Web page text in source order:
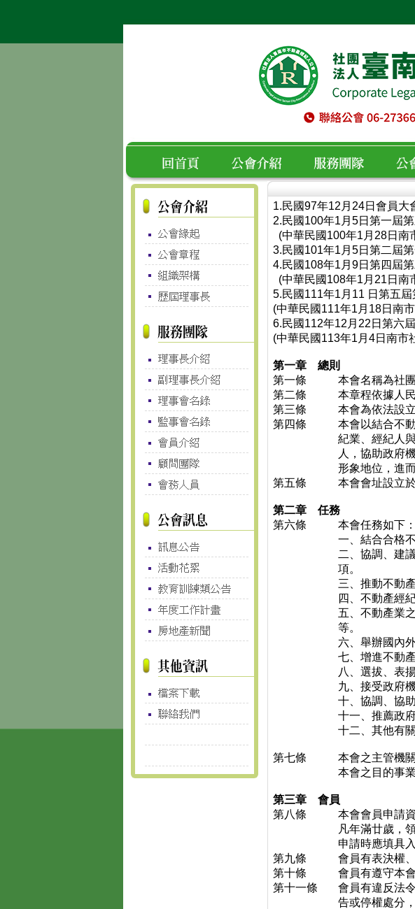
空白回首頁 公會介紹 服務團隊 公會
1.民國97年12月24日會員大
2.民國100年1月5日第一屆
(中華民國100年1月28日南
3.民國101年1月5日第二屆
4.民國108年1月9日第四屆
(中華民國108年1月21日南
5.民國111年1月11 日第五
(中華民國111年1月18日南
6.民國112年12月22日第六
(中華民國113年1月4日南市
第一章 總則
第一條
本會名稱為社
第二條
本章程依據人
第三條
本會為依法設
第四條
本會以結合不
紀業、經紀人
人，協助政府
形象地位，進
第五條
本會會址設立
第二章 任務
第六條
本會任務如下：
一、結合合格
二、協調、建
項。
三、推動不動
四、不動產經
五、不動產業
等。
六、舉辦國內
七、增進不動
八、選拔、表
九、接受政府
十、協調、協
十一、推薦政
十二、其他有
第七條
本會之主管機
本會之目的事
第三章 會員
第八條
本會會員申請
凡年滿廿歲，
申請時應填具
第九條
會員有表決權
第十條
會員有遵守本
第十一條
會員有違反法
告或停權處分